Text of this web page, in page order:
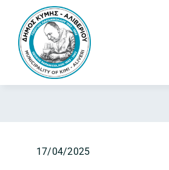
content
17/04/2025